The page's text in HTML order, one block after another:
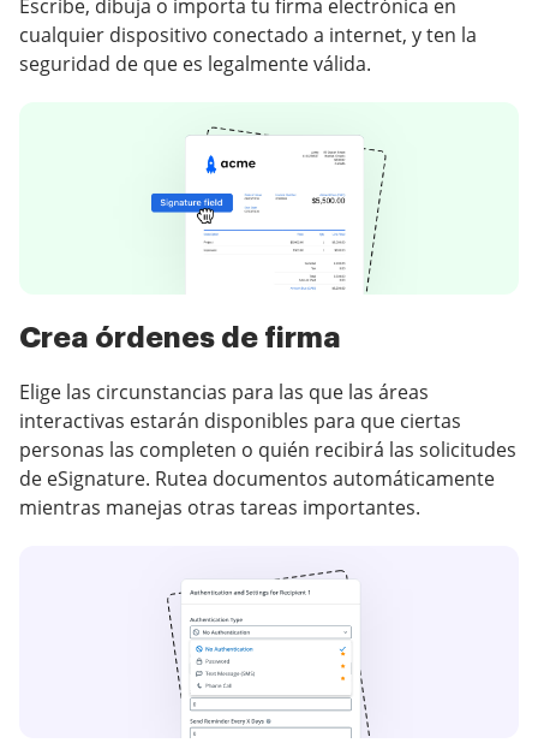
Escribe, dibuja o importa tu firma electrónica en
cualquier dispositivo conectado a internet, y ten la
seguridad de que es legalmente válida.
Crea órdenes de firma
Elige las circunstancias para las que las áreas
interactivas estarán disponibles para que ciertas
personas las completen o quién recibirá las solicitudes
de eSignature. Rutea documentos automáticamente
mientras manejas otras tareas importantes.